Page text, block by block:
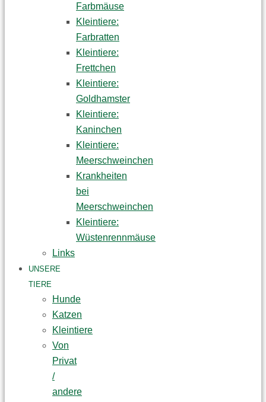
Farbmäuse
Kleintiere:
Farbratten
Kleintiere:
Frettchen
Kleintiere:
Goldhamster
Kleintiere:
Kaninchen
Kleintiere:
Meerschweinchen
Krankheiten
bei
Meerschweinchen
Kleintiere:
Wüstenrennmäuse
Links
UNSERE
TIERE
Hunde
Katzen
Kleintiere
Von
Privat
/
andere